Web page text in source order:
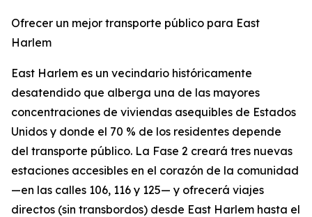
Ofrecer un mejor transporte público para East
Harlem
East Harlem es un vecindario históricamente
desatendido que alberga una de las mayores
concentraciones de viviendas asequibles de Estados
Unidos y donde el 70 % de los residentes depende
del transporte público. La Fase 2 creará tres nuevas
estaciones accesibles en el corazón de la comunidad
—en las calles 106, 116 y 125— y ofrecerá viajes
directos (sin transbordos) desde East Harlem hasta el